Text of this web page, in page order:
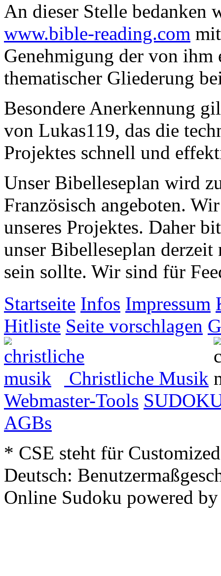
An dieser Stelle bedanken
www.bible-reading.com
Genehmigung der von
thematischer Gliederung
Besondere Anerkennung
von Lukas119, das die
Projektes schnell und
Unser Bibelleseplan wird
Französisch angeboten.
unseres Projektes. Daher
unser Bibelleseplan
sein sollte. Wir sind für
Startseite Infos Impressum
Hitliste Seite vorschlagen
Christliche Musik
Webmaster-Tools
AGBs
* CSE steht für
Deutsch:
Online Sudoku powered